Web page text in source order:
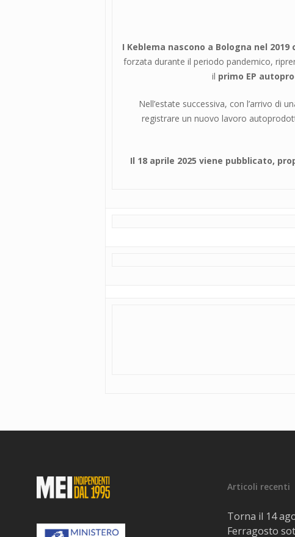
I Keblema nascono a Bologna nel
forzata durante il periodo pandemico,
il primo EP
Nell’estate successiva, con l’arrivo di
registrare un nuovo lavoro
Il 18 aprile 2025 viene pubblicato,
Articoli recenti
Torna il 14
Ferragosto